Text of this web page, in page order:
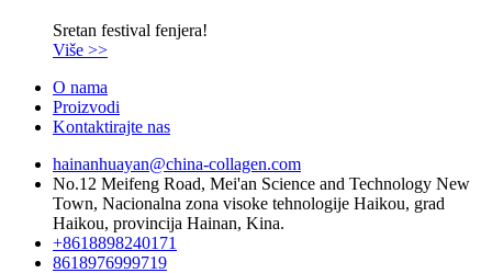
Sretan festival fenjera!
Više >>
O nama
Proizvodi
Kontaktirajte nas
hainanhuayan@china-collagen.com
No.12 Meifeng Road, Mei'an Science and Technology New
Town, Nacionalna zona visoke tehnologije Haikou, grad
Haikou, provincija Hainan, Kina.
+8618898240171
8618976999719